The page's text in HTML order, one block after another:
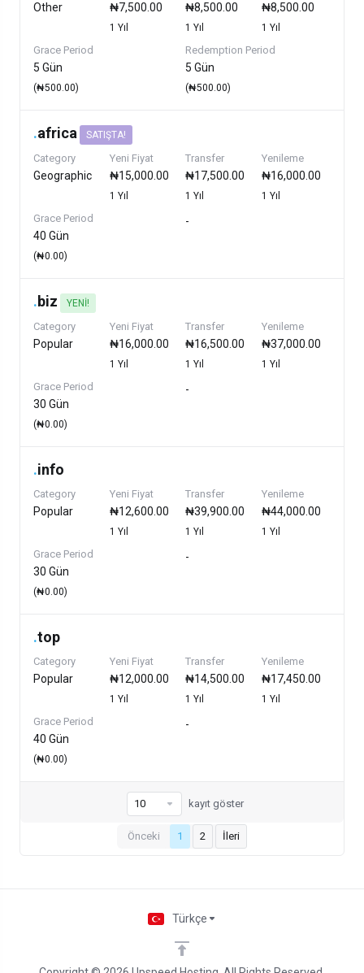
Other ₦7,500.00
1 Yıl
₦8,500.00
1 Yıl
₦8,500.00
1 Yıl
Grace Period
5 Gün
(₦500.00)
Redemption Period
5 Gün
(₦500.00)
.africa SATIŞTA!
Category
Geographic
Yeni Fiyat
₦15,000.00
1 Yıl
Transfer
₦17,500.00
1 Yıl
Yenileme
₦16,000.00
1 Yıl
Grace Period
40 Gün
(₦0.00)
-
.biz YENI!
Category
Popular
Yeni Fiyat
₦16,000.00
1 Yıl
Transfer
₦16,500.00
1 Yıl
Yenileme
₦37,000.00
1 Yıl
Grace Period
30 Gün
(₦0.00)
-
.info
Category
Popular
Yeni Fiyat
₦12,600.00
1 Yıl
Transfer
₦39,900.00
1 Yıl
Yenileme
₦44,000.00
1 Yıl
Grace Period
30 Gün
(₦0.00)
-
.top
Category
Popular
Yeni Fiyat
₦12,000.00
1 Yıl
Transfer
₦14,500.00
1 Yıl
Yenileme
₦17,450.00
1 Yıl
Grace Period
40 Gün
(₦0.00)
-
Önceki 1 2 İleri
kayıt göster
Türkçe